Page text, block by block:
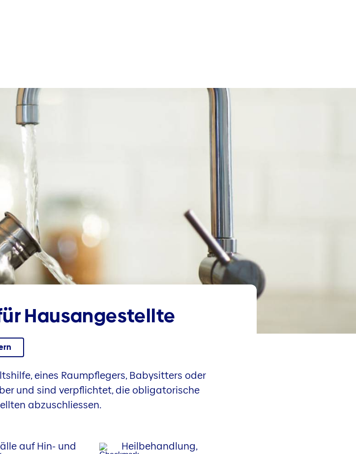
Haus­angestellte
eines Raumpflegers, Babysitters oder
und sind verpflichtet, die obligatorische
abzuschliessen.
auf Hin- und
Heilbehandlung,